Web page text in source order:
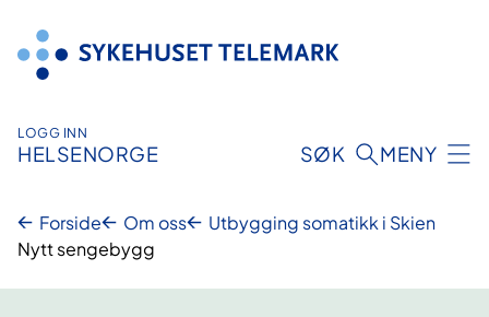
innhold
LOGG INN
HELSENORGE SØK MENY
Forside Om oss
Utbygging somatikk i Skien
Nytt sengebygg